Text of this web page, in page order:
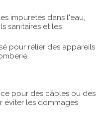
impuretés dans l'eau,
sanitaires et les
pour relier des appareils
pour des câbles ou des
éviter les dommages